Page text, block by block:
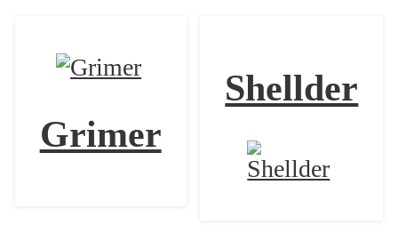
Grimer
Shellder